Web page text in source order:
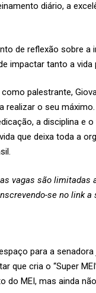
diário, a
de reflexão sobre
impactar tanto a
palestrante,
o seu
a disciplina e
que deixa toda a
vagas são limitadas
se no link a
para a
que cria o “Super
do MEI, mas ainda